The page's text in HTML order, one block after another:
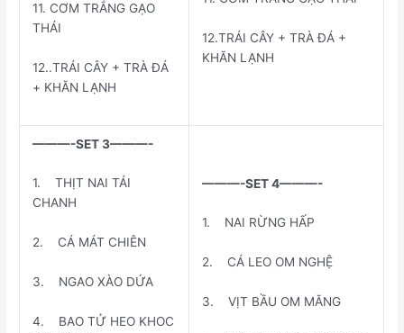
11. CƠM TRẮNG GẠO
THÁI
12..TRÁI CÂY + TRÀ ĐÁ
+ KHĂN LẠNH
12.TRÁI CÂY + TRÀ ĐÁ +
KHĂN LẠNH
———-SET 3———-
1. THỊT NAI TÁI
CHANH
2. CÁ MÁT CHIÊN
3. NGAO XÀO DỨA
4. BAO TỬ HEO KHOC
———-SET 4———-
1. NAI RỪNG HẤP
2. CÁ LEO OM NGHỆ
3. VỊT BẦU OM MĂNG